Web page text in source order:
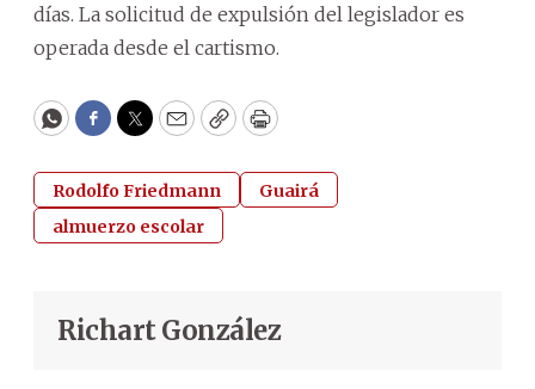
días. La solicitud de expulsión del legislador es
operada desde el cartismo.
WhatsApp
Facebook
Twitter
EmailCopyPrint
Rodolfo Friedmann
Guairá
almuerzo escolar
Richart González